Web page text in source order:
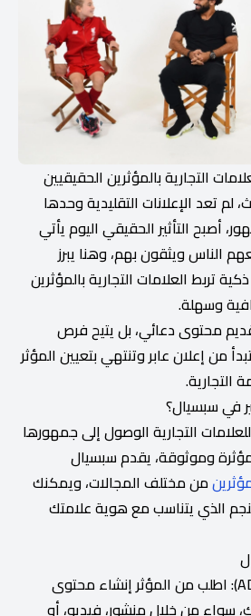
التجارية بالمؤثرين الحقيقيين
لم تعد الإعلانات التقليدية وحدها
أصبح التأثير الحقيقي اليوم يأتي
الناس ويثقون بهم، وهنا يبرز
تربط العلامات التجارية بالمؤثرين
وسهلة.
محتوى دعائي، بل يتيح فرص
من إعلان عابر وتنتهي بتعيين المؤثر
التجارية.
في سبسيال؟
التجارية الوصول إلى جمهورها
وموثوقة، يقدم سبسيال
من مختلف المجالات، ويمكنك
الذي يتناسب مع هوية علامتك
طلب إعلان (ADS Request): اطلب من المؤثر إنشاء محتوى
سواء من خلال منشور، فيديو، أو